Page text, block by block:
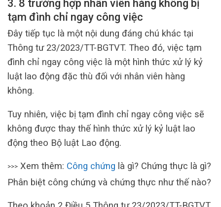
3. 8 trường hợp nhân viên hàng không bị
tạm đình chỉ ngay công việc
Đây tiếp tục là một nội dung đáng chú khác tại
Thông tư 23/2023/TT-BGTVT. Theo đó, việc tạm
đình chỉ ngay công việc là một hình thức xử lý kỷ
luật lao động đặc thù đối với nhân viên hàng
không.
Tuy nhiên, việc bị tạm đình chỉ ngay công việc sẽ
không được thay thế hình thức xử lý kỷ luật lao
động theo Bộ luật Lao động.
>>> Xem thêm: Công chứng là gì? Chứng thực là gì?
Phân biệt công chứng và chứng thực như thế nào?